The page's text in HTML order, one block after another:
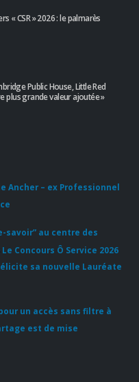
« CSR » 2026 : le palmarès
Public House, Little Red
plus grande valeur ajoutée »
Ancher – ex Professionnel
savoir” au centre des
Le Concours Ô Service 2026
sa nouvelle Lauréate
un accès sans filtre à
est de mise